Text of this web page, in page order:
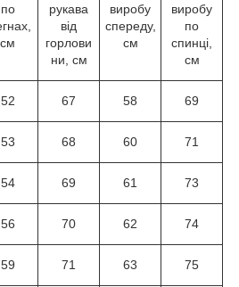
по
см
рукава
від
горлови
ни, см
виробу
спереду,
см
виробу
по
спинці,
см
52 67 58 69
53 68 60 71
54 69 61 73
56 70 62 74
59 71 63 75